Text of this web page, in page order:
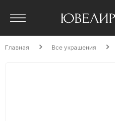
Главная Все украшения